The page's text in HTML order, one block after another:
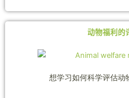
动物福利的
想学习如何科学评估动